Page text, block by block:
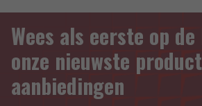
Wees als eerste op
onze nieuwste
aanbiedingen